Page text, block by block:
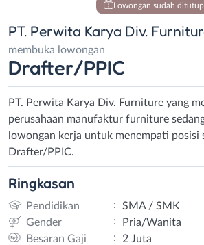
Lowongan sudah ditutup
PT. Perwita Karya Div.
membuka lowongan
Drafter/PPIC
PT. Perwita Karya Div. Furniture yang
perusahaan manufaktur furniture
lowongan kerja untuk menempati posisi
Drafter/PPIC.
Ringkasan
Pendidikan :
SMA / SMK
Gender
:
Pria/Wanita
Besaran Gaji
:
2 Juta